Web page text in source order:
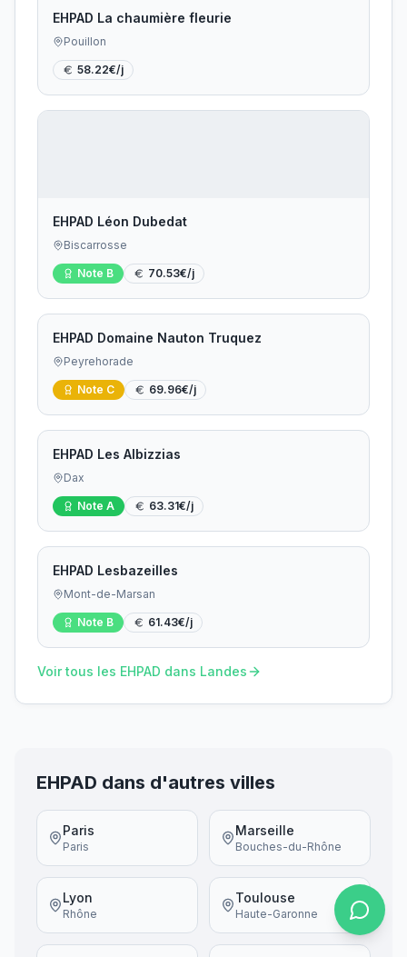
EHPAD La chaumière fleurie
Pouillon
58.22€/j
EHPAD Léon Dubedat
Biscarrosse
Note B 70.53€/j
EHPAD Domaine Nauton Truquez
Peyrehorade
Note C 69.96€/j
EHPAD Les Albizzias
Dax
Note A 63.31€/j
EHPAD Lesbazeilles
Mont-de-Marsan
Note B 61.43€/j
Voir tous les EHPAD dans Landes
EHPAD dans d'autres villes
Paris
Paris
Marseille
Bouches-du-Rhône
Lyon
Rhône
Toulouse
Haute-Garonne